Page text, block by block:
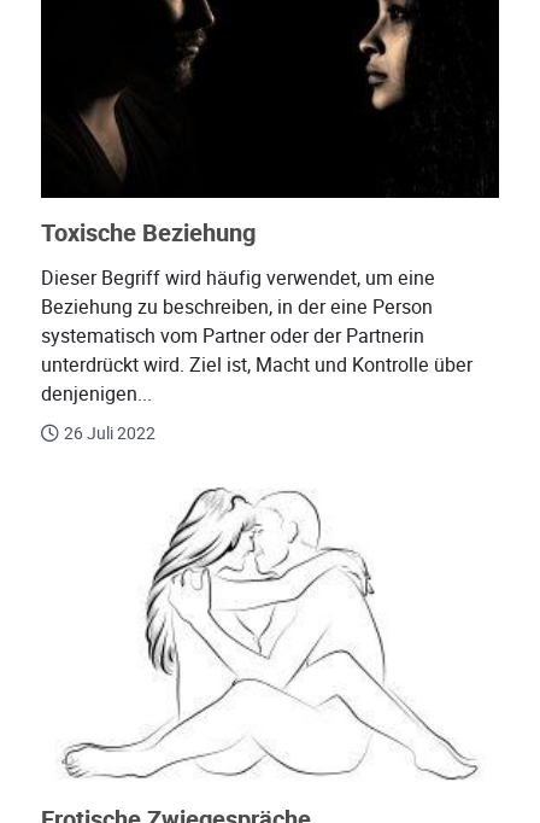
Toxische Beziehung
Dieser Begriff wird häufig verwendet, um eine
Beziehung zu beschreiben, in der eine Person
systematisch vom Partner oder der Partnerin
unterdrückt wird. Ziel ist, Macht und Kontrolle über
denjenigen...
26 Juli 2022